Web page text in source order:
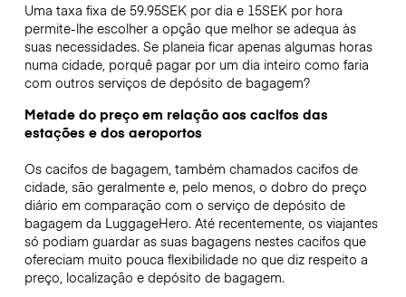
Uma taxa fixa de 59.95SEK por dia e 15SEK por hora
permite-lhe escolher a opção que melhor se adequa às
suas necessidades. Se planeia ficar apenas algumas horas
numa cidade, porquê pagar por um dia inteiro como faria
com outros serviços de depósito de bagagem?
Metade do preço em relação aos cacifos das
estações e dos aeroportos
Os cacifos de bagagem, também chamados cacifos de
cidade, são geralmente e, pelo menos, o dobro do preço
diário em comparação com o serviço de depósito de
bagagem da LuggageHero. Até recentemente, os viajantes
só podiam guardar as suas bagagens nestes cacifos que
ofereciam muito pouca flexibilidade no que diz respeito a
preço, localização e depósito de bagagem.